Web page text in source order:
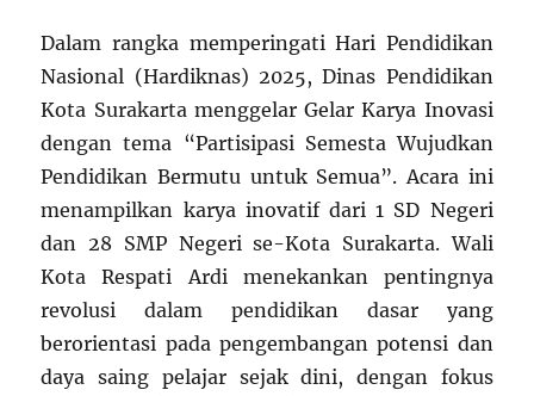
Dalam rangka memperingati Hari Pendidikan
Nasional (Hardiknas) 2025, Dinas Pendidikan
Kota Surakarta menggelar Gelar Karya Inovasi
dengan tema “Partisipasi Semesta Wujudkan
Pendidikan Bermutu untuk Semua”. Acara ini
menampilkan karya inovatif dari 1 SD Negeri
dan 28 SMP Negeri se-Kota Surakarta. Wali
Kota Respati Ardi menekankan pentingnya
revolusi dalam pendidikan dasar yang
berorientasi pada pengembangan potensi dan
daya saing pelajar sejak dini, dengan fokus